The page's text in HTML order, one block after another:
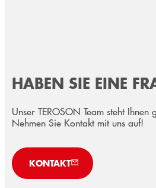
HABEN SIE EINE
Unser TEROSON Team steht Ihnen
Nehmen Sie Kontakt mit uns auf!
KONTAKT